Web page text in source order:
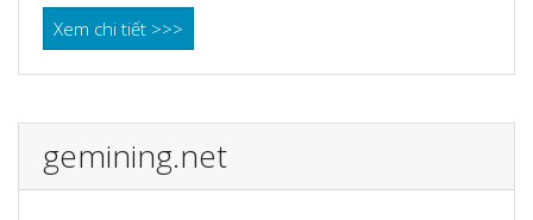
Xem chi tiết >>>
gemining.net